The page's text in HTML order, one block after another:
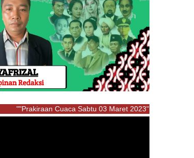
""Prakiraan Cuaca Sabtu 03 Maret 2023"